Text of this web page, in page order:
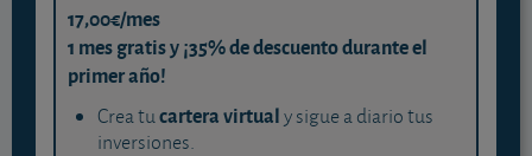
17,00€/mes
1 mes gratis y ¡35% de descuento durante el
primer año!
Crea tucartera virtualy sigue a diario tus
inversiones.